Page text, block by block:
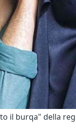
il burqa" della